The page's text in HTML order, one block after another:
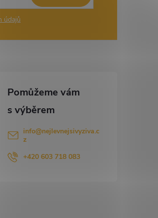
údajů
info@nejlevnejsivyziva.c
z
+420 603 718 083